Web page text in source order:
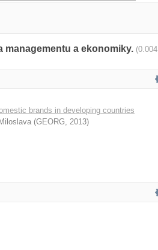
managementu a ekonomiky. (0.004
brands in developing countries
(GEORG, 2013)